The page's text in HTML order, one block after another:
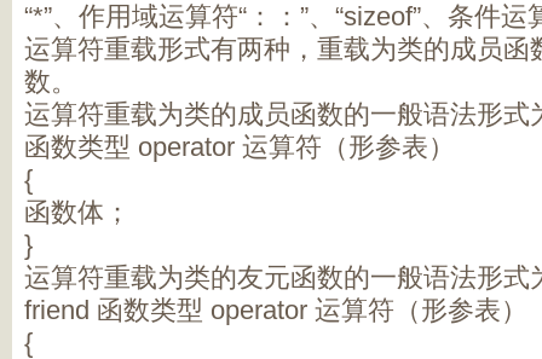
“*”、作用域运算符“：：”、“sizeof”、条件运
运算符重载形式有两种，重载为类的成员函
数。
运算符重载为类的成员函数的一般语法形式
函数类型 operator 运算符（形参表）
{
函数体；
}
运算符重载为类的友元函数的一般语法形式
friend 函数类型 operator 运算符（形参表）
{